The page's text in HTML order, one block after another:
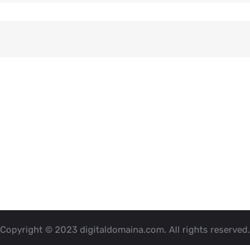
Copyright © 2023 digitaldomaina.com. All rights reserved.